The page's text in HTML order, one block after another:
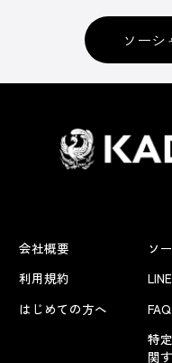
ソー
会社概要
利用規約
はじめての方へ
ソ
FAQ
特
関